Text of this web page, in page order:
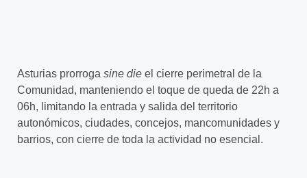
Asturias prorroga sine die el cierre perimetral de la
Comunidad, manteniendo el toque de queda de 22h a
06h, limitando la entrada y salida del territorio
autonómicos, ciudades, concejos, mancomunidades y
barrios, con cierre de toda la actividad no esencial.